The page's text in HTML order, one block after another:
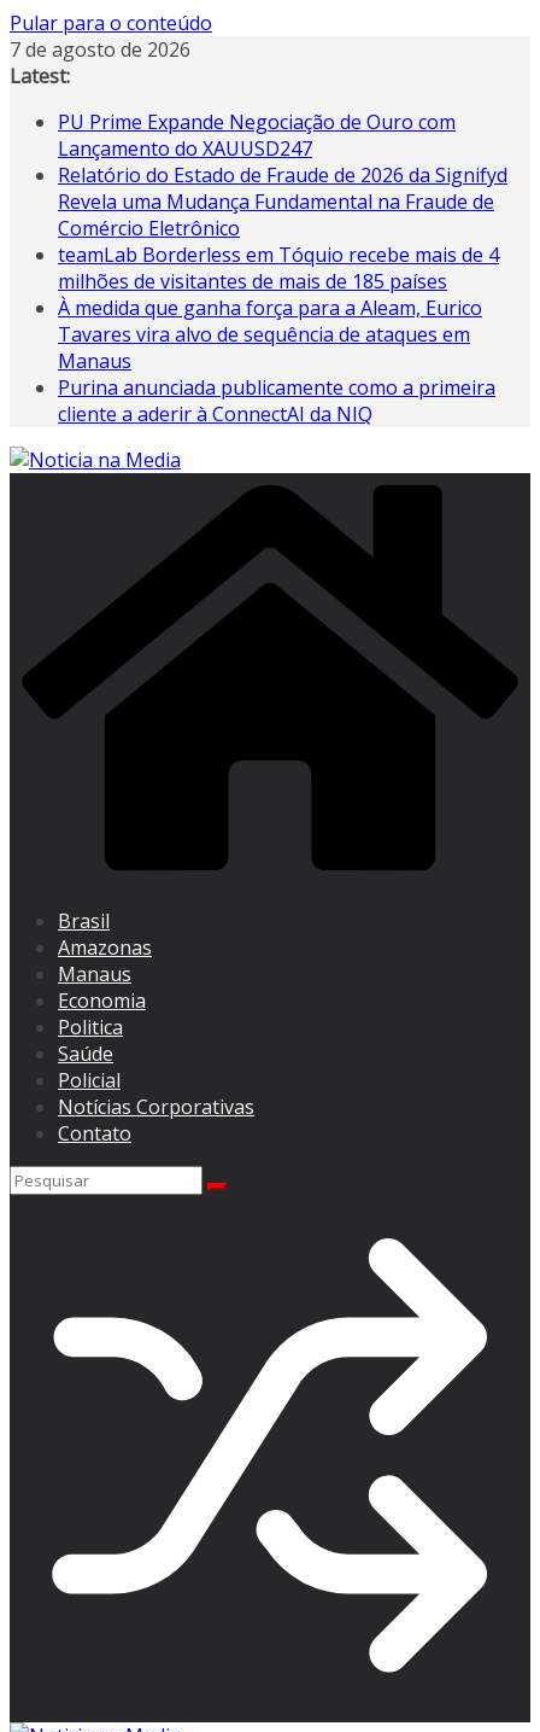
Pular para o conteúdo
7 de agosto de 2026
Latest:
PU Prime Expande Negociação de Ouro com
Lançamento do XAUUSD247
Relatório do Estado de Fraude de 2026 da Signifyd
Revela uma Mudança Fundamental na Fraude de
Comércio Eletrônico
teamLab Borderless em Tóquio recebe mais de 4
milhões de visitantes de mais de 185 países
À medida que ganha força para a Aleam, Eurico
Tavares vira alvo de sequência de ataques em
Manaus
Purina anunciada publicamente como a primeira
cliente a aderir à ConnectAI da NIQ
Brasil
Amazonas
Manaus
Economia
Politica
Saúde
Policial
Notícias Corporativas
Contato